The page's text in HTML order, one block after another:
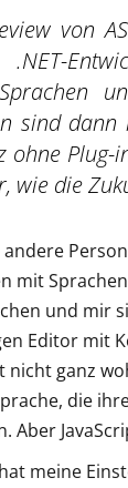
von
sind
ohne Plug-
wie die
andere
mit
und mir
Editor mit
nicht ganz
die
Aber
meine